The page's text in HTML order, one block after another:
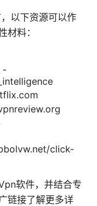
以下资源可以作
材料：
-
click-
软件，并结合专
链接了解更多详